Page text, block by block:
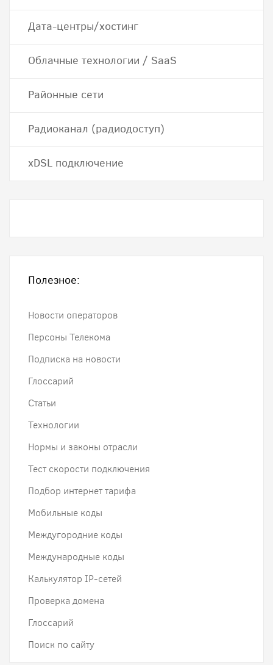
Дата-центры/хостинг
Облачные технологии / SaaS
Районные сети
Радиоканал (радиодоступ)
хDSL подключение
Полезное:
Новости операторов
Персоны Телекома
Подписка на новости
Глоссарий
Статьи
Технологии
Нормы и законы отрасли
Тест скорости подключения
Подбор интернет тарифа
Мобильные коды
Междугородние коды
Международные коды
Калькулятор IP-сетей
Проверка домена
Глоссарий
Поиск по сайту